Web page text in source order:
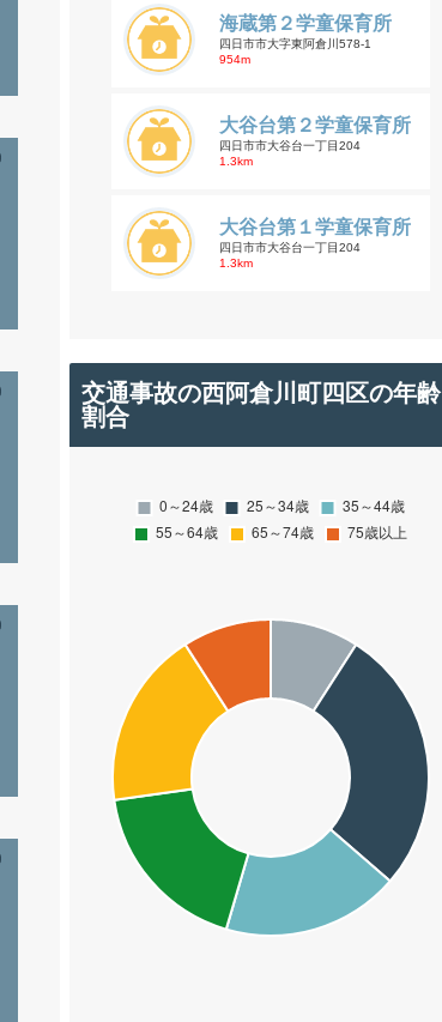
海蔵第２学童保育所
四日市市大字東阿倉川578-1
954m
大谷台第２学童保育所
四日市市大谷台一丁目204
1.3km
大谷台第１学童保育所
四日市市大谷台一丁目204
1.3km
交通事故の西阿倉川町四区の年齢
割合